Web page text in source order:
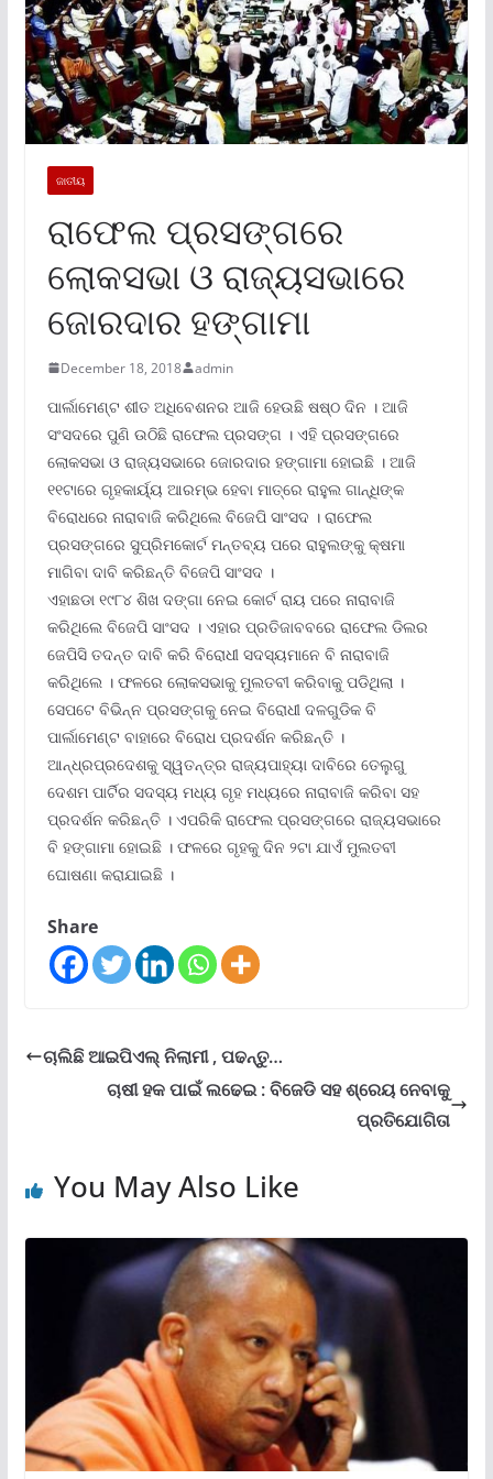
ଜାତୀୟ
ରାଫେଲ ପ୍ରସଙ୍ଗରେ
ଲୋକସଭା ଓ ରାଜ୍ୟସଭାରେ
ଜୋରଦାର ହଙ୍ଗାମା
December 18, 2018 admin
ପାର୍ଲାମେଣ୍ଟ ଶୀତ ଅଧିବେଶନର ଆଜି ହେଉଛି ଷଷ୍ଠ ଦିନ । ଆଜି
ସଂସଦରେ ପୁଣି ଉଠିଛି ରାଫେଲ ପ୍ରସଙ୍ଗ । ଏହି ପ୍ରସଙ୍ଗରେ
ଲୋକସଭା ଓ ରାଜ୍ୟସଭାରେ ଜୋରଦାର ହଙ୍ଗାମା ହୋଇଛି । ଆଜି
୧୧ଟାରେ ଗୃହକାର୍ୟ୍ୟ ଆରମ୍ଭ ହେବା ମାତ୍ରେ ରାହୁଲ ଗାନ୍ଧିଙ୍କ
ବିରୋଧରେ ନାରାବାଜି କରିଥିଲେ ବିଜେପି ସାଂସଦ । ରାଫେଲ
ପ୍ରସଙ୍ଗରେ ସୁପ୍ରିମକୋର୍ଟ ମନ୍ତବ୍ୟ ପରେ ରାହୁଲଙ୍କୁ କ୍ଷମା
ମାଗିବା ଦାବି କରିଛନ୍ତି ବିଜେପି ସାଂସଦ ।
ଏହାଛଡା ୧୯୮୪ ଶିଖ ଦଙ୍ଗା ନେଇ କୋର୍ଟ ରାୟ ପରେ ନାରାବାଜି
କରିଥିଲେ ବିଜେପି ସାଂସଦ । ଏହାର ପ୍ରତିଜାବବରେ ରାଫେଲ ଡିଲର
ଜେପିସି ତଦନ୍ତ ଦାବି କରି ବିରୋଧୀ ସଦସ୍ୟମାନେ ବି ନାରାବାଜି
କରିଥିଲେ । ଫଳରେ ଲୋକସଭାକୁ ମୁଲତବୀ କରିବାକୁ ପଡିଥିଲା ।
ସେପଟେ ବିଭିନ୍ନ ପ୍ରସଙ୍ଗକୁ ନେଇ ବିରୋଧୀ ଦଳଗୁଡିକ ବି
ପାର୍ଲାମେଣ୍ଟ ବାହାରେ ବିରୋଧ ପ୍ରଦର୍ଶନ କରିଛନ୍ତି ।
ଆନ୍ଧ୍ରପ୍ରଦେଶକୁ ସ୍ୱତନ୍ତ୍ର ରାଜ୍ୟପାହ୍ୟା ଦାବିରେ ତେଲୁଗୁ
ଦେଶମ ପାର୍ଟିର ସଦସ୍ୟ ମଧ୍ୟ ଗୃହ ମଧ୍ୟରେ ନାରାବାଜି କରିବା ସହ
ପ୍ରଦର୍ଶନ କରିଛନ୍ତି । ଏପରିକି ରାଫେଲ ପ୍ରସଙ୍ଗରେ ରାଜ୍ୟସଭାରେ
ବି ହଙ୍ଗାମା ହୋଇଛି । ଫଳରେ ଗୃହକୁ ଦିନ ୨ଟା ଯାଏଁ ମୁଲତବୀ
ଘୋଷଣା କରାଯାଇଛି ।
Share
ଚାଲିଛି ଆଇପିଏଲ୍ ନିଲାମୀ , ପଢନ୍ତୁ…
ଚାଷୀ ହକ ପାଇଁ ଲଢେଇ : ବିଜେଡି ସହ ଶ୍ରେୟ ନେବାକୁ
ପ୍ରତିଯୋଗିତା
You May Also Like